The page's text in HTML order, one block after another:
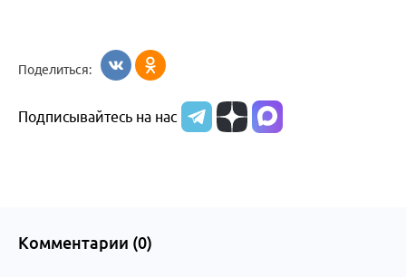
Поделиться:
Подписывайтесь на нас
Комментарии (0)